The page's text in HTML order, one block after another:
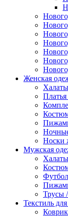
Женская
Носки
Мужская
Трусы
Текстиль